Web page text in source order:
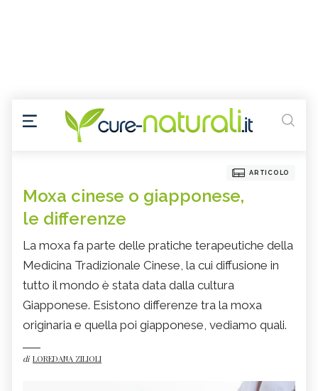
ARTICOLO
Moxa cinese o giapponese,
le differenze
La moxa fa parte delle pratiche terapeutiche della
Medicina Tradizionale Cinese, la cui diffusione in
tutto il mondo è stata data dalla cultura
Giapponese. Esistono differenze tra la moxa
originaria e quella poi giapponese, vediamo quali.
di LOREDANA ZILIOLI